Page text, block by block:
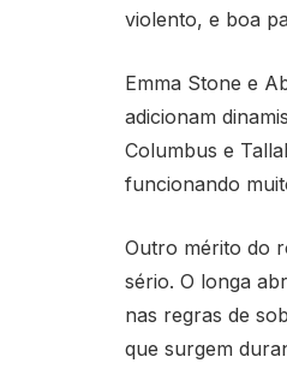
violento, e boa
Emma Stone e
adicionam
Columbus e
funcionando
Outro mérito do
sério. O longa
nas regras de
que surgem